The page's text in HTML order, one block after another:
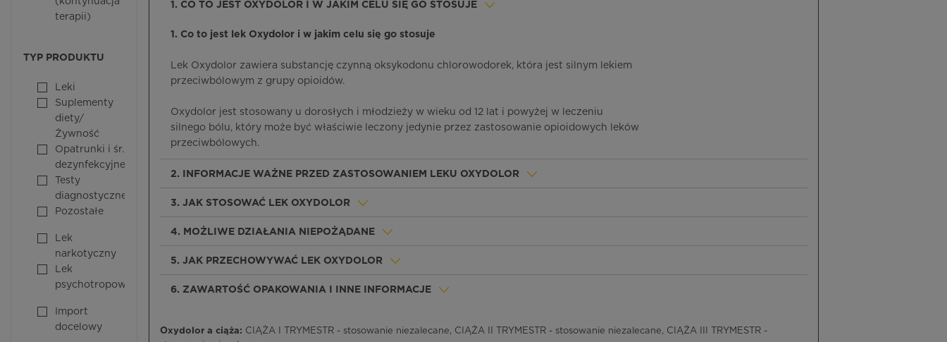
terapii)
TYP PRODUKTU
Leki
Suplementy
diety/
Żywność
Opatrunki i śr.
dezynfekcyjne
Testy
diagnostyczne
Pozostałe
Lek
narkotyczny
Lek
psychotropowy
Import
docelowy
1. CO TO JEST OXYDOLOR I W JAKIM CELU SIĘ GO STOSUJE
1. Co to jest lek Oxydolor i w jakim celu się go stosuje
Lek Oxydolor zawiera substancję czynną oksykodonu chlorowodorek, która jest silnym lekiem
przeciwbólowym z grupy opioidów.
Oxydolor jest stosowany u dorosłych i młodzieży w wieku od 12 lat i powyżej w leczeniu
silnego bólu, który może być właściwie leczony jedynie przez zastosowanie opioidowych leków
przeciwbólowych.
2. INFORMACJE WAŻNE PRZED ZASTOSOWANIEM LEKU OXYDOLOR
3. JAK STOSOWAĆ LEK OXYDOLOR
4. MOŻLIWE DZIAŁANIA NIEPOŻĄDANE
5. JAK PRZECHOWYWAĆ LEK OXYDOLOR
6. ZAWARTOŚĆ OPAKOWANIA I INNE INFORMACJE
Oxydolor a ciąża: CIĄŻA I TRYMESTR - stosowanie niezalecane, CIĄŻA II TRYMESTR - stosowanie niezalecane, CIĄŻA III TRYMESTR -